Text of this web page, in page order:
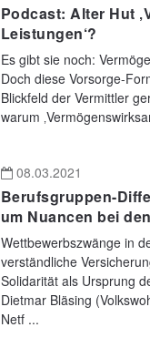
Podcast: Alter Hut
Leistungen‘?
Es gibt sie noch:
Doch diese Vorsorge-
Blickfeld der Vermittler
warum
08.03.2021
Berufsgruppen-
um Nuancen bei
Wettbewerbszwänge in
verständliche
Solidarität als Ursprung
Dietmar Bläsing
Netf ...